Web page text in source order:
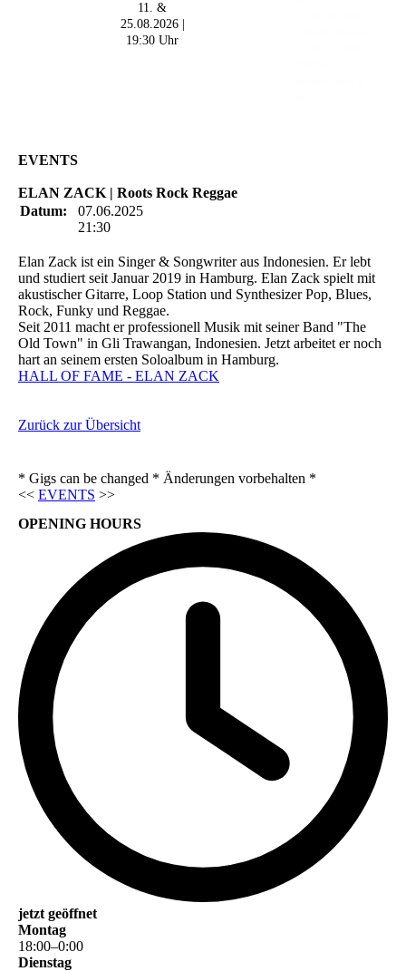
11. &
25.08.2026 |
19:30 Uhr
EVENTS
ELAN ZACK | Roots Rock Reggae
Datum:
07.06.2025
21:30
Elan Zack ist ein Singer & Songwriter aus Indonesien. Er lebt
und studiert seit Januar 2019 in Hamburg. Elan Zack spielt mit
akustischer Gitarre, Loop Station und Synthesizer Pop, Blues,
Rock, Funky und Reggae.
Seit 2011 macht er professionell Musik mit seiner Band "The
Old Town" in Gli Trawangan, Indonesien. Jetzt arbeitet er noch
hart an seinem ersten Soloalbum in Hamburg.
HALL OF FAME - ELAN ZACK
Zurück zur Übersicht
* Gigs can be changed * Änderungen vorbehalten *
<< EVENTS >>
OPENING HOURS
jetzt geöffnet
Montag
18:00–0:00
Dienstag